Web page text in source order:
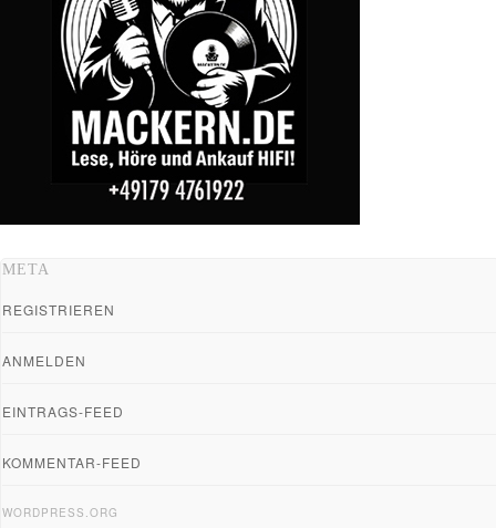
META
REGISTRIEREN
ANMELDEN
EINTRAGS-FEED
KOMMENTAR-FEED
WORDPRESS.ORG